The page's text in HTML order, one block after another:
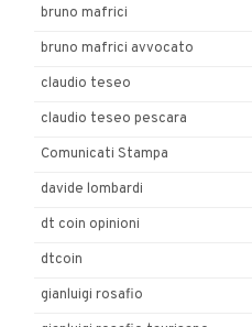
bruno mafrici
bruno mafrici avvocato
claudio teseo
claudio teseo pescara
Comunicati Stampa
davide lombardi
dt coin opinioni
dtcoin
gianluigi rosafio